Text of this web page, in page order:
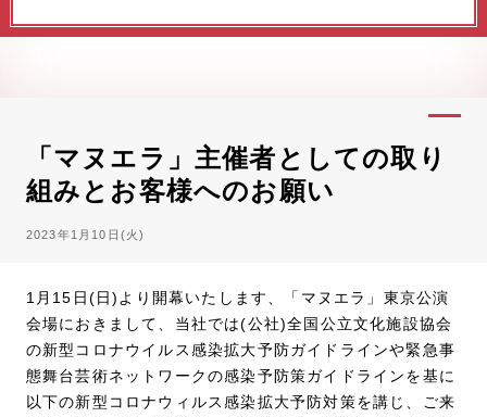
「マヌエラ」主催者としての取り
組みとお客様へのお願い
2023年1月10日(火)
1月15日(日)より開幕いたします、「マヌエラ」東京公演
会場におきまして、当社では(公社)全国公立文化施設協会
の新型コロナウイルス感染拡大予防ガイドラインや緊急事
態舞台芸術ネットワークの感染予防策ガイドラインを基に
以下の新型コロナウィルス感染拡大予防対策を講じ、ご来